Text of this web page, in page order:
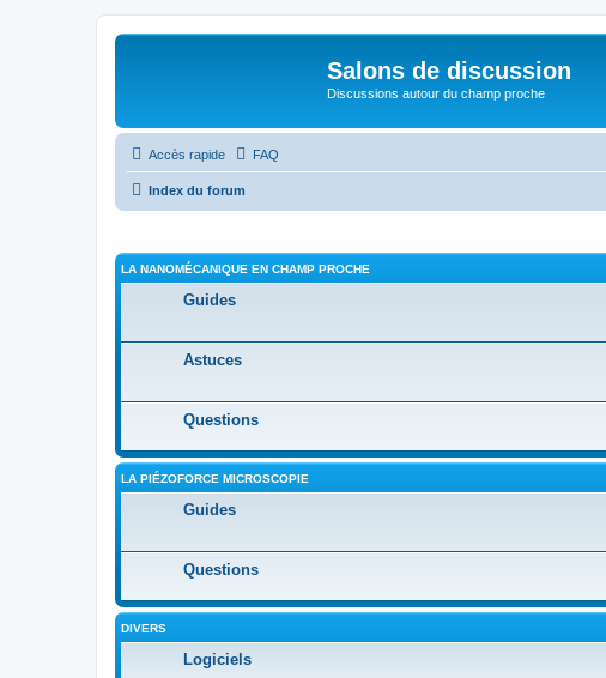
Salons de discussion
Discussions autour du champ proche
Accès rapide FAQ
Index du forum
LA NANOMÉCANIQUE EN CHAMP PROCHE
Guides
Astuces
Questions
LA PIÉZOFORCE MICROSCOPIE
Guides
Questions
DIVERS
Logiciels